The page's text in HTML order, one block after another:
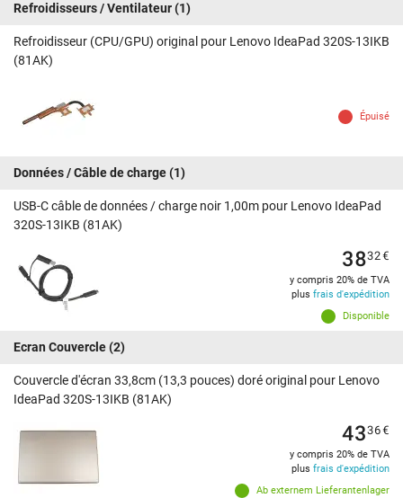
Refroidisseurs / Ventilateur(1)
Refroidisseur (CPU/GPU) original pour Lenovo IdeaPad 320S-13IKB
(81AK)
Épuisé
Données / Câble de charge(1)
USB-C câble de données / charge noir 1,00m pour Lenovo IdeaPad
320S-13IKB (81AK)
Disponible
3832€
y compris 20% de TVA
plus frais d'expédition
Ecran Couvercle(2)
Couvercle d'écran 33,8cm (13,3 pouces) doré original pour Lenovo
IdeaPad 320S-13IKB (81AK)
Ab externem Lieferantenlager
4336€
y compris 20% de TVA
plus frais d'expédition